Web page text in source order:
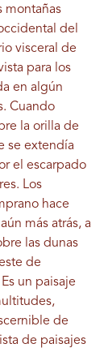
montañas
del
visceral de
para los
en algún
Cuando
la orilla de
se extendía
el escarpado
Los
hace
más atrás, a
las dunas
de
un paisaje
de
de paisajes